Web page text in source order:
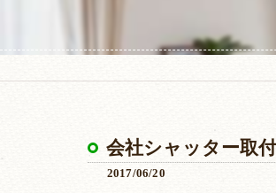
会社シャッター取
2017/06/20